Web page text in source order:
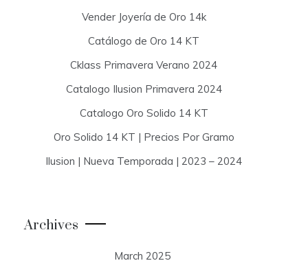
Vender Joyería de Oro 14k
Catálogo de Oro 14 KT
Cklass Primavera Verano 2024
Catalogo Ilusion Primavera 2024
Catalogo Oro Solido 14 KT
Oro Solido 14 KT | Precios Por Gramo
Ilusion | Nueva Temporada | 2023 – 2024
Archives
March 2025